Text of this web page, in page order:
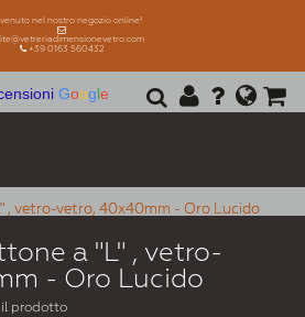
nel nostro negozio online!
+39 0163 560432
Google
, vetro-vetro, 40x40mm - Oro Lucido
a "L" , vetro-
- Oro Lucido
il prodotto